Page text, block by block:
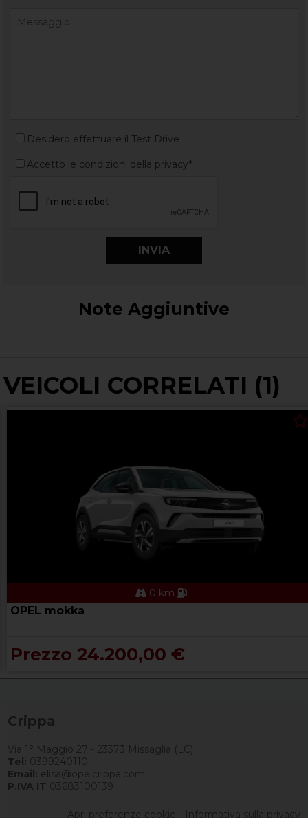
Desidero effettuare il Test Drive
Accetto le condizioni della privacy*
Note Aggiuntive
VEICOLI CORRELATI (1)
0 km
OPEL mokka
Prezzo 24.200,00 €
Crippa
Via 1° Maggio 27 - 23373 Missaglia (LC)
Tel: 0399240110
Email: elisa@opelcrippa.com
P.IVA IT 03683100139
Apri preferenze cookie - Informativa sulla privacy